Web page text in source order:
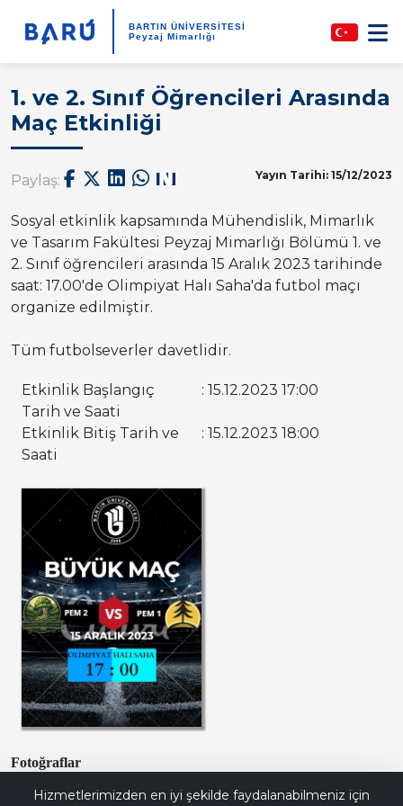
BARTIN ÜNİVERSİTESİ
Peyzaj Mimarlığı
1. ve 2. Sınıf Öğrencileri Arasında
Maç Etkinliği
Paylaş: Yayın Tarihi: 15/12/2023
Sosyal etkinlik kapsamında Mühendislik, Mimarlık
ve Tasarım Fakültesi Peyzaj Mimarlığı Bölümü 1. ve
2. Sınıf öğrencileri arasında 15 Aralık 2023 tarihinde
saat: 17.00'de Olimpiyat Halı Saha'da futbol maçı
organize edilmiştir.
Tüm futbolseverler davetlidir.
Etkinlik Başlangıç
Tarih ve Saati
: 15.12.2023 17:00
Etkinlik Bitiş Tarih ve
Saati
: 15.12.2023 18:00
Fotoğraflar
Hizmetlerimizden en iyi şekilde faydalanabilmeniz için
Bana Soru Sor | Ask Me